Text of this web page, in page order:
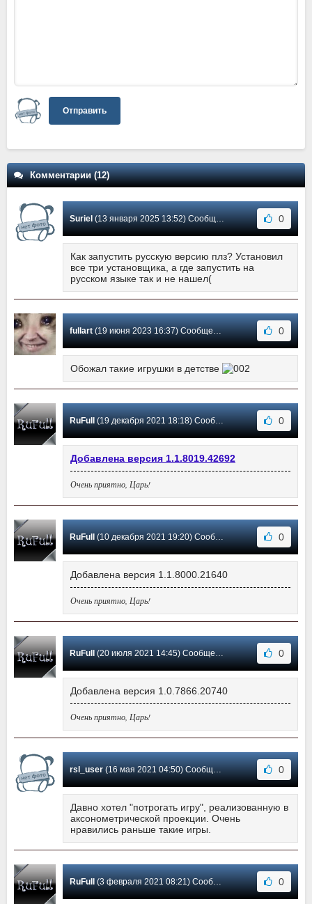
Отправить
Комментарии (12)
Suriel(13 января 2025 13:52) Сообщение #12 0
Как запустить русскую версию плз? Установил
все три установщика, а где запустить на
русском языке так и не нашел(
fullart(19 июня 2023 16:37) Сообщение #11 0
Обожал такие игрушки в детстве
RuFull(19 декабря 2021 18:18) Сообщение #10 0
Добавлена версия 1.1.8019.42692
Очень приятно, Царь!
RuFull(10 декабря 2021 19:20) Сообщение #9 0
Добавлена версия 1.1.8000.21640
Очень приятно, Царь!
RuFull(20 июля 2021 14:45) Сообщение #8 0
Добавлена версия 1.0.7866.20740
Очень приятно, Царь!
rsl_user(16 мая 2021 04:50) Сообщение #7 0
Давно хотел "потрогать игру", реализованную в
аксонометрической проекции. Очень
нравились раньше такие игры.
RuFull(3 февраля 2021 08:21) Сообщение #6 0